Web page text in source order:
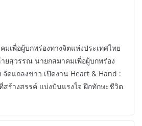
มเพื่อผู้บกพร่องทางจิตแห่งประเทศไทย
ยสุวรรณ นายกสมาคมเพื่อผู้บกพร่อง
จัดแถลงข่าว เปิดงาน Heart & Hand :
สร้างสรรค์ แบ่งปันแรงใจ ฝึกทักษะชีวิต